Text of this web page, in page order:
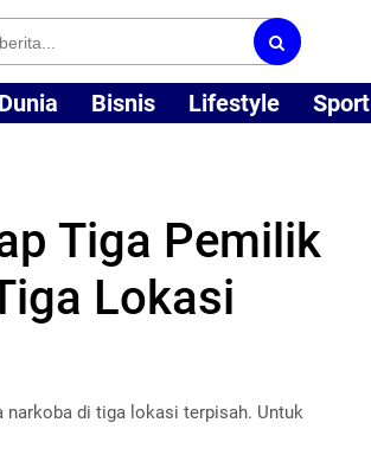
Dunia Bisnis Lifestyle Sport
Tiga Pemilik
Lokasi
narkoba di tiga lokasi terpisah. Untuk